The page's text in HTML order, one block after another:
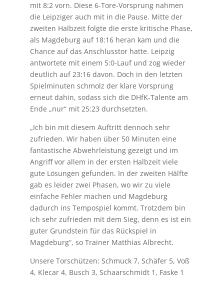
mit 8:2 vorn. Diese 6-Tore-Vorsprung nahmen
die Leipziger auch mit in die Pause. Mitte der
zweiten Halbzeit folgte die erste kritische Phase,
als Magdeburg auf 18:16 heran kam und die
Chance auf das Anschlusstor hatte. Leipzig
antwortete mit einem 5:0-Lauf und zog wieder
deutlich auf 23:16 davon. Doch in den letzten
Spielminuten schmolz der klare Vorsprung
erneut dahin, sodass sich die DHfK-Talente am
Ende „nur“ mit 25:23 durchsetzten.
„Ich bin mit diesem Auftritt dennoch sehr
zufrieden. Wir haben über 50 Minuten eine
fantastische Abwehrleistung gezeigt und im
Angriff vor allem in der ersten Halbzeit viele
gute Lösungen gefunden. In der zweiten Hälfte
gab es leider zwei Phasen, wo wir zu viele
einfache Fehler machen und Magdeburg
dadurch ins Tempospiel kommt. Trotzdem bin
ich sehr zufrieden mit dem Sieg, denn es ist ein
guter Grundstein für das Rückspiel in
Magdeburg“, so Trainer Matthias Albrecht.
Unsere Torschützen: Schmuck 7, Schäfer 5, Voß
4, Klecar 4, Busch 3, Schaarschmidt 1, Faske 1